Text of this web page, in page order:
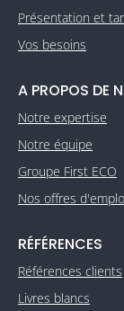
Présentation et
Vos besoins
A PROPOS DE
Notre expertise
Notre équipe
Groupe First ECO
Nos offres
RÉFÉRENCES
Références clients
Livres blancs